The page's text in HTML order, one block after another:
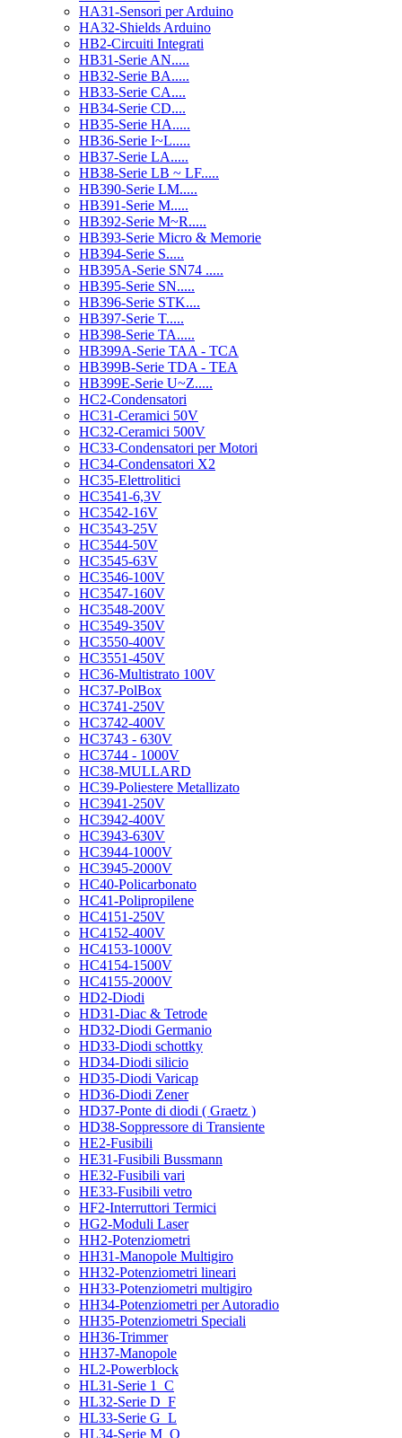
HA31-Sensori per Arduino
HA32-Shields Arduino
HB2-Circuiti Integrati
HB31-Serie AN.....
HB32-Serie BA.....
HB33-Serie CA....
HB34-Serie CD....
HB35-Serie HA.....
HB36-Serie I~L.....
HB37-Serie LA.....
HB38-Serie LB ~ LF.....
HB390-Serie LM.....
HB391-Serie M.....
HB392-Serie M~R.....
HB393-Serie Micro & Memorie
HB394-Serie S.....
HB395A-Serie SN74 .....
HB395-Serie SN.....
HB396-Serie STK....
HB397-Serie T.....
HB398-Serie TA.....
HB399A-Serie TAA - TCA
HB399B-Serie TDA - TEA
HB399E-Serie U~Z.....
HC2-Condensatori
HC31-Ceramici 50V
HC32-Ceramici 500V
HC33-Condensatori per Motori
HC34-Condensatori X2
HC35-Elettrolitici
HC3541-6,3V
HC3542-16V
HC3543-25V
HC3544-50V
HC3545-63V
HC3546-100V
HC3547-160V
HC3548-200V
HC3549-350V
HC3550-400V
HC3551-450V
HC36-Multistrato 100V
HC37-PolBox
HC3741-250V
HC3742-400V
HC3743 - 630V
HC3744 - 1000V
HC38-MULLARD
HC39-Poliestere Metallizato
HC3941-250V
HC3942-400V
HC3943-630V
HC3944-1000V
HC3945-2000V
HC40-Policarbonato
HC41-Polipropilene
HC4151-250V
HC4152-400V
HC4153-1000V
HC4154-1500V
HC4155-2000V
HD2-Diodi
HD31-Diac & Tetrode
HD32-Diodi Germanio
HD33-Diodi schottky
HD34-Diodi silicio
HD35-Diodi Varicap
HD36-Diodi Zener
HD37-Ponte di diodi ( Graetz )
HD38-Soppressore di Transiente
HE2-Fusibili
HE31-Fusibili Bussmann
HE32-Fusibili vari
HE33-Fusibili vetro
HF2-Interruttori Termici
HG2-Moduli Laser
HH2-Potenziometri
HH31-Manopole Multigiro
HH32-Potenziometri lineari
HH33-Potenziometri multigiro
HH34-Potenziometri per Autoradio
HH35-Potenziometri Speciali
HH36-Trimmer
HH37-Manopole
HL2-Powerblock
HL31-Serie 1_C
HL32-Serie D_F
HL33-Serie G_L
HL34-Serie M_O